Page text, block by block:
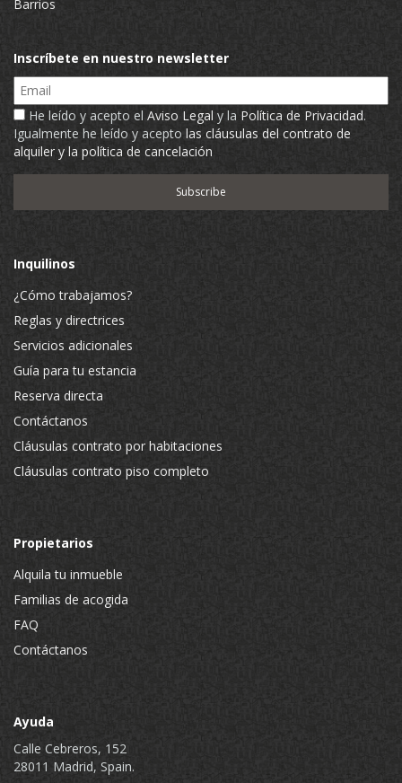
Barrios
Inscríbete en nuestro newsletter
Email
He leído y acepto el Aviso Legal y la Política de Privacidad.
Igualmente he leído y acepto las cláusulas del contrato de
alquiler y la política de cancelación
Inquilinos
¿Cómo trabajamos?
Reglas y directrices
Servicios adicionales
Guía para tu estancia
Reserva directa
Contáctanos
Cláusulas contrato por habitaciones
Cláusulas contrato piso completo
Propietarios
Alquila tu inmueble
Familias de acogida
FAQ
Contáctanos
Ayuda
Calle Cebreros, 152
28011 Madrid, Spain.